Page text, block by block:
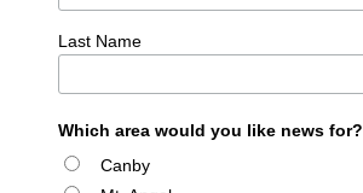
Last Name
Which area would you like news for?
Canby